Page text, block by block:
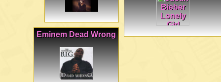
Eminem Dead Wrong